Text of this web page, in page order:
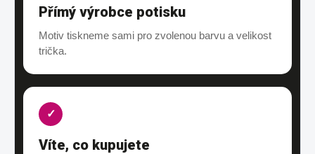
Přímý výrobce potisku
Motiv tiskneme sami pro zvolenou barvu a velikost
trička.
✓
Víte, co kupujete